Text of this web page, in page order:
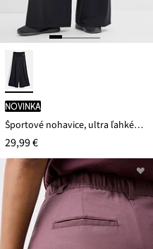
novinka
Športové nohavice, ultra ľahké, ozdobné záhyby, rýchloschnúce
29,99 €